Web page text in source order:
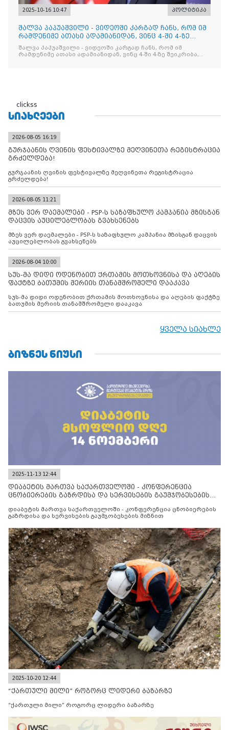
2025-10-16 10:47 პოლიტიკა
შალვა პაპუაშვილი - ვიდეოში კარგად ჩანს, რომ იმ
რამდენიმე ათასი ადამიანიდან, ვინც 4-ში 4-ზე
შეიკრიბა,
შალვა პაპუაშვილი - ვიდეოში კარგად ჩანს, რომ იმ
რამდენიმე ათასი ადამიანიდან, ვინც 4-ში 4-ზე შეიკრიბა,
clickss
ᲡᲘᲐᲮᲚᲔᲔᲑᲘ
2026-08-05 16:19
გურჯაანის ღვინის ფესტივალზე მეღვინეთა რეგისტრაცია
გრძელდება!
გურჯაანის ღვინის ფესტივალზე მეღვინეთა რეგისტრაცია
გრძელდება!
2026-08-05 11:21
მზეს ვერ დაემალები - PSP-ს საზაფხულო კამპანია მზისგან
დაცვის აუცილებლობას გვახსენებს
მზეს ვერ დაემალები - PSP-ს საზაფხულო კამპანია მზისგან დაცვის
აუცილებლობას გვახსენებს
2026-08-04 10:00
სუს-მა დიდი ოდენობით ქრთამის მოთხოვნისა და აღების
ფაქტზე ბათუმის მერიის თანამშრომელი დააკავა
სუს-მა დიდი ოდენობით ქრთამის მოთხოვნისა და აღების ფაქტზე
ბათუმის მერიის თანამშრომელი დააკავა
ყველა სიახლე
ᲑᲘᲖᲜᲔᲡ ᲜᲘᲣᲡᲘ
2025-11-13 12:44
დიაბეტის მართვა საქართველოში - კონფერენცია
ცნობიერების გაზრდისა და სერვისების გაუმჯობესების
დიაბეტის მართვა საქართველოში - კონფერენცია ცნობიერების
გაზრდისა და სერვისების გაუმჯობესების მიზნით
2025-10-20 12:44
“ქართული მილი” როგორც ლიდერი ბაზარზე
“ქართული მილი” როგორც ლიდერი ბაზარზე